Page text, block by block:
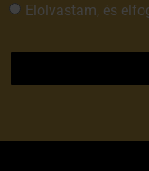
Elolvastam, és